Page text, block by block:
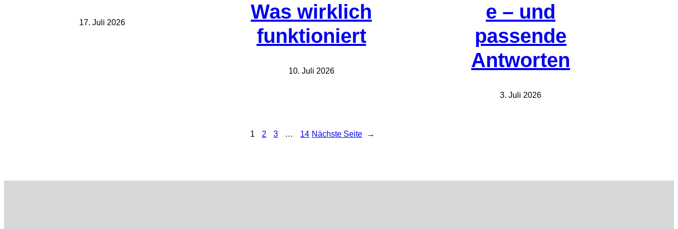
17. Juli 2026
Was wirklich
funktioniert
10. Juli 2026
e – und
passende
Antworten
3. Juli 2026
1 2 3 … 14 Nächste Seite →